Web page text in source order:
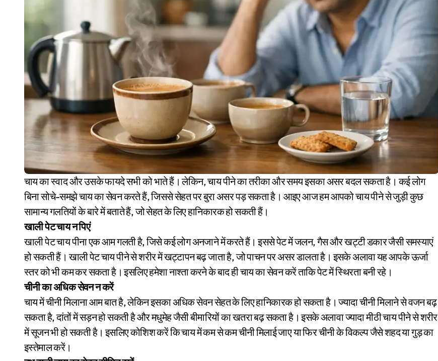
चाय का स्वाद और उसके फायदे सभी को भाते हैं। लेकिन, चाय पीने का तरीका और समय इसका असर बदल सकता है। कई लोग
बिना सोचे-समझे चाय का सेवन करते हैं, जिससे सेहत पर बुरा असर पड़ सकता है। आइए आज हम आपको चाय पीने से जुड़ी कुछ
सामान्य गलतियों के बारे में बताते हैं, जो सेहत के लिए हानिकारक हो सकती हैं।
खाली पेट चाय न पिएं
खाली पेट चाय पीना एक आम गलती है, जिसे कई लोग अनजाने में करते हैं। इससे पेट में जलन, गैस और खट्टी डकार जैसी समस्याएं
हो सकती हैं। खाली पेट चाय पीने से शरीर में खट्टापन बढ़ जाता है, जो पाचन पर असर डालता है। इसके अलावा यह आपके ऊर्जा
स्तर को भी कम कर सकता है। इसलिए हमेशा नाश्ता करने के बाद ही चाय का सेवन करें ताकि पेट में स्थिरता बनी रहे।
चीनी का अधिक सेवन न करें
चाय में चीनी मिलाना आम बात है, लेकिन इसका अधिक सेवन सेहत के लिए हानिकारक हो सकता है। ज्यादा चीनी मिलाने से वजन बढ़
सकता है, दांतों में सड़न हो सकती है और मधुमेह जैसी बीमारियों का खतरा बढ़ सकता है। इसके अलावा ज्यादा मीठी चाय पीने से शरीर
में सूजन भी हो सकती है। इसलिए कोशिश करें कि चाय में कम से कम चीनी मिलाई जाए या फिर चीनी के विकल्प जैसे शहद या गुड़ का
इस्तेमाल करें।